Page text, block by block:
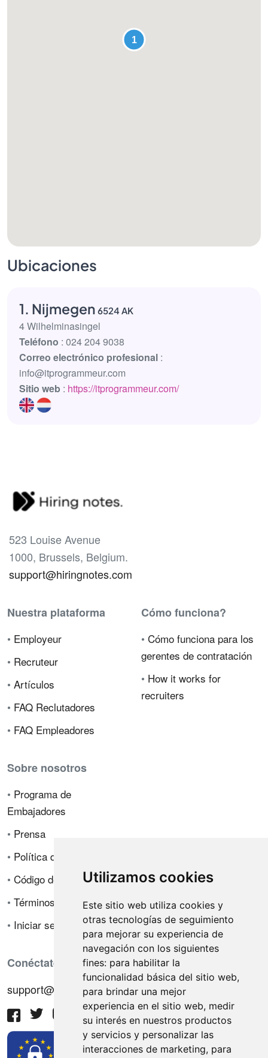
Utilizamos cookies
Este sitio web utiliza cookies y
otras tecnologías de seguimiento
para mejorar su experiencia de
navegación con los siguientes
fines: para habilitar la
funcionalidad básica del sitio web,
para brindar una mejor
experiencia en el sitio web, medir
su interés en nuestros productos
y servicios y personalizar las
interacciones de marketing, para
Ubicaciones
1. Nijmegen 6524 AK
4 Wilhelminasingel
Teléfono : 024 204 9038
Correo electrónico profesional :
info@itprogrammeur.com
Sitio web : https://itprogrammeur.com/
523 Louise Avenue
1000, Brussels, Belgium.
support@hiringnotes.com
Nuestra plataforma
• Employeur
• Recruteur
• Artículos
• FAQ Reclutadores
• FAQ Empleadores
Cómo funciona?
• Cómo funciona para los
gerentes de contratación
• How it works for
recruiters
Sobre nosotros
• Programa de
Embajadores
• Prensa
• Política de privacidad
• Código de ética
• Términos de venta
• Iniciar sesión
Conéctate con nosotros
support@hiringnotes.com